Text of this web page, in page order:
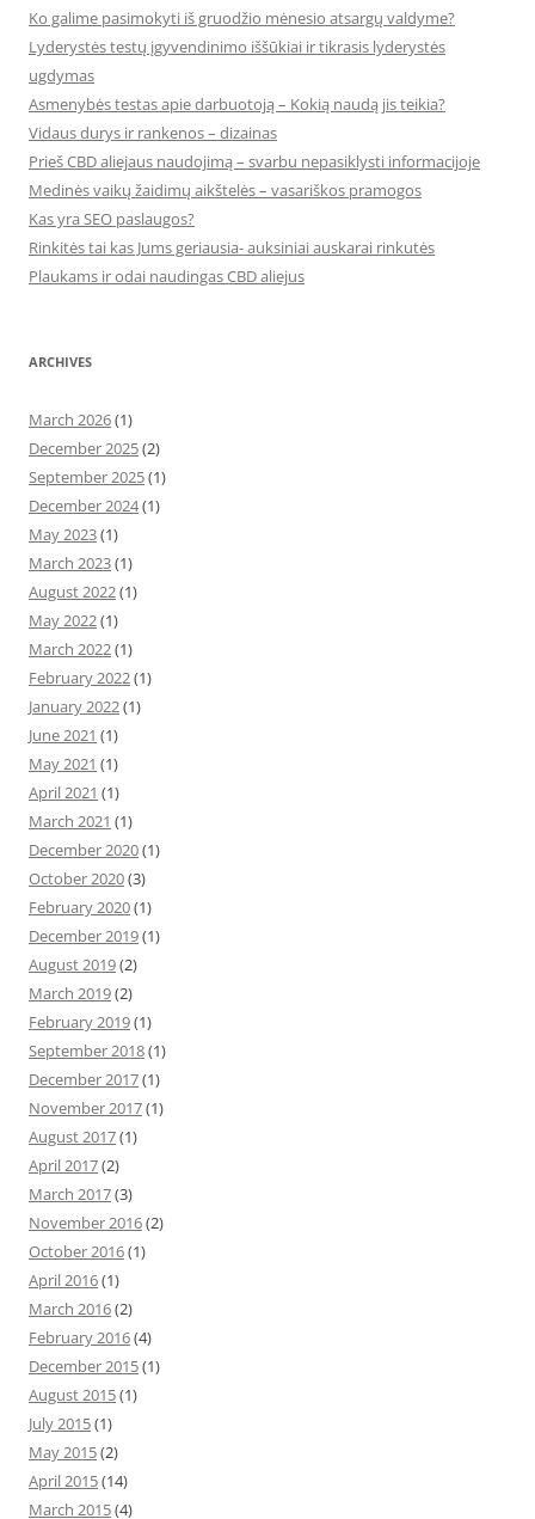
Ko galime pasimokyti iš gruodžio mėnesio atsargų valdyme?
Lyderystės testų įgyvendinimo iššūkiai ir tikrasis lyderystės
ugdymas
Asmenybės testas apie darbuotoją – Kokią naudą jis teikia?
Vidaus durys ir rankenos – dizainas
Prieš CBD aliejaus naudojimą – svarbu nepasiklysti informacijoje
Medinės vaikų žaidimų aikštelės – vasariškos pramogos
Kas yra SEO paslaugos?
Rinkitės tai kas Jums geriausia- auksiniai auskarai rinkutės
Plaukams ir odai naudingas CBD aliejus
ARCHIVES
March 2026(1)
December 2025(2)
September 2025(1)
December 2024(1)
May 2023(1)
March 2023(1)
August 2022(1)
May 2022(1)
March 2022(1)
February 2022(1)
January 2022(1)
June 2021 (1)
May 2021 (1)
April 2021 (1)
March 2021 (1)
December 2020(1)
October 2020(3)
February 2020(1)
December 2019(1)
August 2019(2)
March 2019(2)
February 2019(1)
September 2018(1)
December 2017(1)
November 2017(1)
August 2017(1)
April 2017(2)
March 2017(3)
November 2016(2)
October 2016(1)
April 2016(1)
March 2016(2)
February 2016(4)
December 2015(1)
August 2015(1)
July 2015(1)
May 2015(2)
April 2015(14)
March 2015(4)